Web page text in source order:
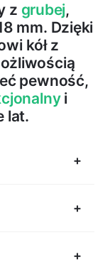
z grubej,
mm. Dzięki
kół z
pewność,
i
lat.